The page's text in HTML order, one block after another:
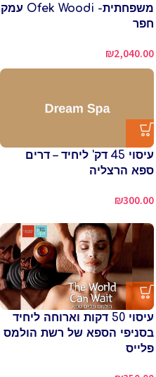
משפחתית- Ofek Woodi עמק
חפר
₪2,040.00
עיסוי 45 דק' ליחיד – דרים
ספא הרצליה
₪300.00
עיסוי 50 דקות וארוחה ליחיד
בסניפי הספא של רשת הולמס
פלייס